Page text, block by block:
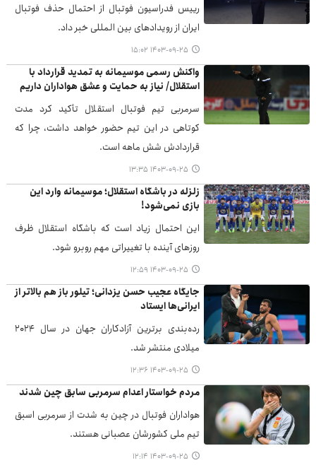
رییس فدراسیون فوتبال از احتمال حذف فوتبال
ایران از رویدادهای بین‌ المللی خبر داد.
۱۴۰۳-۰۹-۲۵ ۱۵:۰۲
واکنش رسمی موسیمانه به تمدید قرارداد با
استقلال/ نیاز به حمایت و عشق هواداران داریم
سرمربی تیم فوتبال استقلال تأکید کرد مدت
کوتاهی در این تیم حضور خواهد داشت، چرا که
قراردادش شش ماهه است.
۱۴۰۳-۰۹-۲۵ ۱۳:۳۵
زلزله در باشگاه استقلال؛ موسیمانه وارد این
بازی نمی‌شود!
این احتمال زیاد است که باشگاه استقلال ظرف
روزهای آینده با تغییراتی مهم روبرو شود.
۱۴۰۳-۰۹-۲۵ ۱۲:۵۹
جایگاه عجیب حسن یزدانی؛ تیلور باز هم بالاتر از
ایرانی‌ها ایستاد
رده‌بندی برترین آزادکاران جهان در سال ۲۰۲۴
میلادی منتشر شد.
۱۴۰۳-۰۹-۲۵ ۱۲:۳۶
مردم خواستار اعدام سرمربی سابق چین شدند
هواداران فوتبال در چین به شدت از سرمربی اسبق
تیم ملی کشورشان عصبانی هستند.
۱۴۰۳-۰۹-۲۵ ۱۲:۱۴